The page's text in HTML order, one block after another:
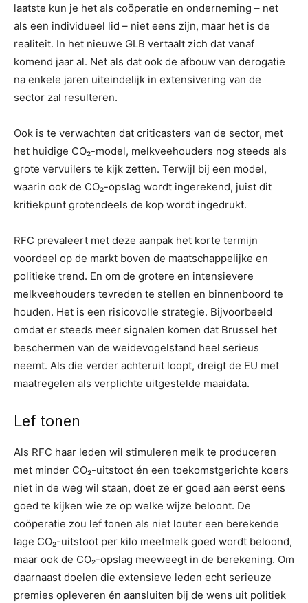
laatste kun je het als coöperatie en onderneming – net
als een individueel lid – niet eens zijn, maar het is de
realiteit. In het nieuwe GLB vertaalt zich dat vanaf
komend jaar al. Net als dat ook de afbouw van derogatie
na enkele jaren uiteindelijk in extensivering van de
sector zal resulteren.
Ook is te verwachten dat criticasters van de sector, met
het huidige CO₂-model, melkveehouders nog steeds als
grote vervuilers te kijk zetten. Terwijl bij een model,
waarin ook de CO₂-opslag wordt ingerekend, juist dit
kritiekpunt grotendeels de kop wordt ingedrukt.
RFC prevaleert met deze aanpak het korte termijn
voordeel op de markt boven de maatschappelijke en
politieke trend. En om de grotere en intensievere
melkveehouders tevreden te stellen en binnenboord te
houden. Het is een risicovolle strategie. Bijvoorbeeld
omdat er steeds meer signalen komen dat Brussel het
beschermen van de weidevogelstand heel serieus
neemt. Als die verder achteruit loopt, dreigt de EU met
maatregelen als verplichte uitgestelde maaidata.
Lef tonen
Als RFC haar leden wil stimuleren melk te produceren
met minder CO₂-uitstoot én een toekomstgerichte koers
niet in de weg wil staan, doet ze er goed aan eerst eens
goed te kijken wie ze op welke wijze beloont. De
coöperatie zou lef tonen als niet louter een berekende
lage CO₂-uitstoot per kilo meetmelk goed wordt beloond,
maar ook de CO₂-opslag meeweegt in de berekening. Om
daarnaast doelen die extensieve leden echt serieuze
premies opleveren én aansluiten bij de wens uit politiek